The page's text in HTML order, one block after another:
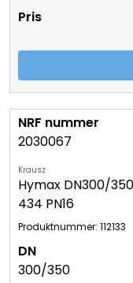
2030067
Krausz
Hymax DN300/
434 PN16
Produktnummer: 112133
300/350